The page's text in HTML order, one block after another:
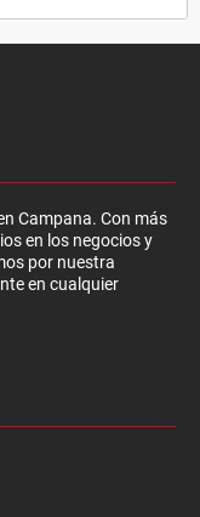
Campana. Con más
en los negocios y
por nuestra
en cualquier